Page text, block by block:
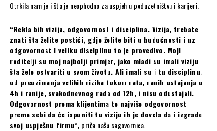
Otrkila nam je i šta je neophodno za uspjeh u poduzetništvu i karijeri.
“Rekla bih vizija, odgovornost i disciplina. Vizija, trebate
znati šta želite postići, gdje želite biti u budućnosti i uz
odgovornost i veliku disciplinu to je provedivo. Moji
roditelji su moj najbolji primjer, jako mladi su imali viziju
šta žele ostvariti u svom životu. Ali imali su i tu disciplinu,
od preuzimanja velikih rizika tokom rata, ranih ustajanja u
4h i ranije, svakodnevnog rada od 12h, i nisu odustajali.
Odgovornost prema klijentima te najviše odgovornost
prema sebi da će ispuniti tu viziju ih je dovela da i izgrade
svoj uspješnu firmu”, priča naša sagovornica.